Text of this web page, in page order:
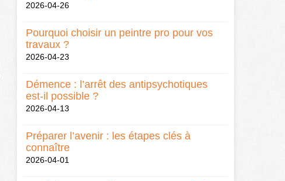
2026-04-26
Pourquoi choisir un peintre pro pour vos
travaux ?
2026-04-23
Démence : l’arrêt des antipsychotiques
est-il possible ?
2026-04-13
Préparer l’avenir : les étapes clés à
connaître
2026-04-01